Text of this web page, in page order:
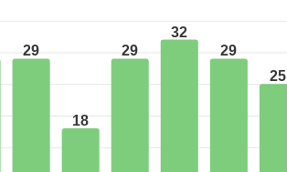
29
18
29
32
29
25